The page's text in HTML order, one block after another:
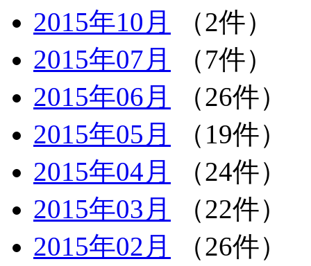
2015年10月
（2件）
2015年07月
（7件）
2015年06月
（26件）
2015年05月
（19件）
2015年04月
（24件）
2015年03月
（22件）
2015年02月
（26件）